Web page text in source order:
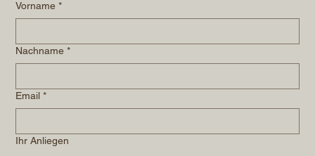
Vorname *
Nachname *
Email *
Ihr Anliegen